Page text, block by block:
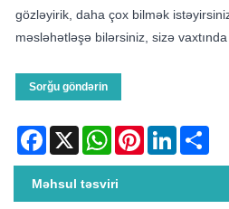
gözləyirik, daha çox bilmək
məsləhətləşə bilərsiniz, sizə
Sorğu göndərin
Facebook
X WhatsAppPinterestLinkedIn
Məhsul təsviri